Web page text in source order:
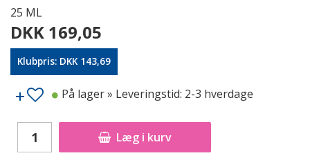
25 ML
DKK 169,05
Klubpris: DKK 143,69
Læg i kurv
På lager» Leveringstid: 2-3 hverdage